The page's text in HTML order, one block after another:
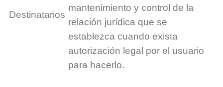
Destinatarios
mantenimiento y control de la
relación jurídica que se
establezca cuando exista
autorización legal por el usuario
para hacerlo.